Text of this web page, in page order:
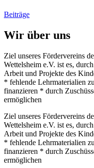
Beiträge
Wir über uns
Ziel unseres Fördervereins
Wettelsheim e.V. ist es,
Arbeit und Projekte des
* fehlende Lehrmaterialien
finanzieren * durch
ermöglichen
Ziel unseres Fördervereins
Wettelsheim e.V. ist es,
Arbeit und Projekte des
* fehlende Lehrmaterialien
finanzieren * durch
ermöglichen